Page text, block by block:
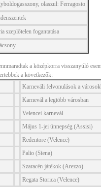
olaszul: Ferragosto
szeplőtelen fogantatása
a középkorra visszanyúló
a következők:
Karneváli felvonulások a
Karnevál a legtöbb városban
Velencei karnevál
Május 1-jei ünnepség (Assisi)
Redentore (Velence)
Palio (Siena)
Szaracén játékok (Arezzo)
Regata Storica (Velence)